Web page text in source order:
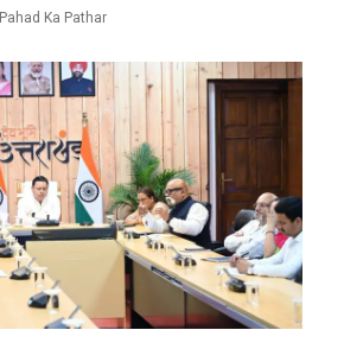
Pahad Ka Pathar